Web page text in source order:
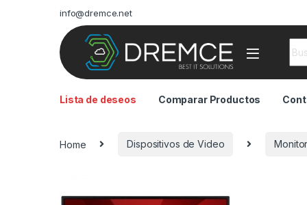
info@dremce.net
Lista de deseos Comparar Productos
Home Dispositivos de Video